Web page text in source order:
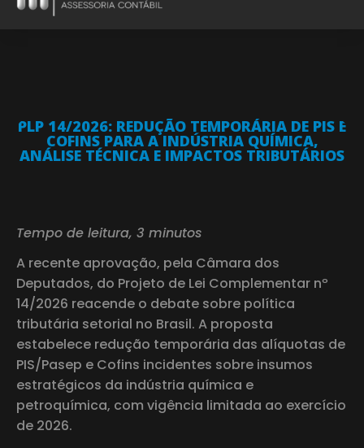
PLP 14/2026: REDUÇÃO TEMPORÁRIA DE PIS E
COFINS PARA A INDÚSTRIA QUÍMICA,
ANÁLISE TÉCNICA E IMPACTOS TRIBUTÁRIOS
Tempo de leitura, 3 minutos
A recente aprovação, pela Câmara dos
Deputados, do Projeto de Lei Complementar nº
14/2026 reacende o debate sobre política
tributária setorial no Brasil. A proposta
estabelece redução temporária das alíquotas de
PIS/Pasep e Cofins incidentes sobre insumos
estratégicos da indústria química e
petroquímica, com vigência limitada ao exercício
de 2026.